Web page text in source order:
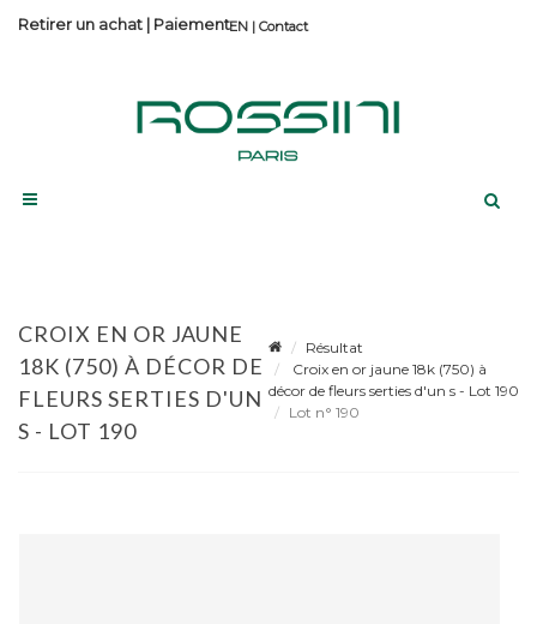
Contact
Retirer un achat | Paiement
CROIX EN OR JAUNE
18K (750) À DÉCOR DE
FLEURS SERTIES D'UN
S - LOT 190
Résultat
Croix en or jaune 18k (750) à
décor de fleurs serties d'un s - Lot 190
Lot n° 190